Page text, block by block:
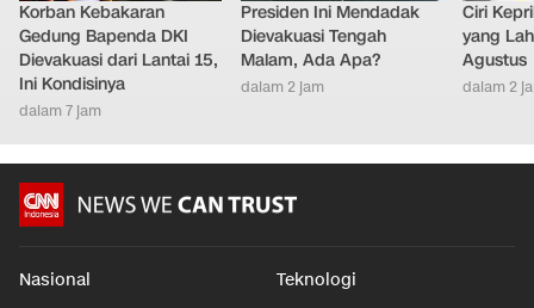
Korban Kebakaran
Gedung Bapenda DKI
Dievakuasi dari Lantai 15,
Ini Kondisinya
dalam 7 jam
Presiden Ini Mendadak
Dievakuasi Tengah
Malam, Ada Apa?
dalam 2 jam
Ciri
yang
Agustus
dalam 2
Nasional Teknologi